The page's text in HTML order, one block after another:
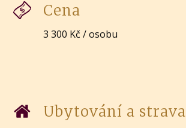
Cena
3 300 Kč / osobu
Ubytování a strava